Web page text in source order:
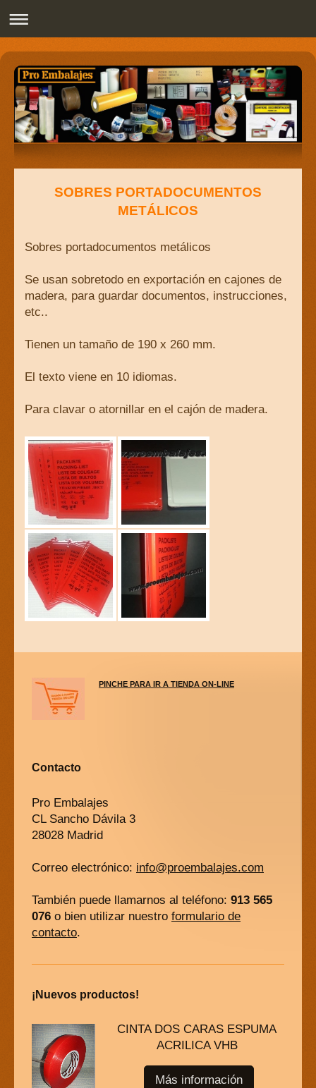
Pro Embalajes
SOBRES PORTADOCUMENTOS
METÁLICOS
Sobres portadocumentos metálicos
Se usan sobretodo en exportación en cajones de
madera, para guardar documentos, instrucciones,
etc..
Tienen un tamaño de 190 x 260 mm.
El texto viene en 10 idiomas.
Para clavar o atornillar en el cajón de madera.
PINCHE PARA IR A TIENDA ON-LINE
Contacto
Pro Embalajes
CL Sancho Dávila 3
28028 Madrid
Correo electrónico: info@proembalajes.com
También puede llamarnos al teléfono: 913 565
076 o bien utilizar nuestro formulario de
contacto.
¡Nuevos productos!
CINTA DOS CARAS ESPUMA
ACRILICA VHB
Más información